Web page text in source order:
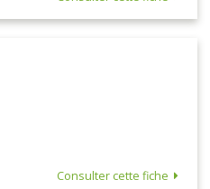
Consulter cette fiche